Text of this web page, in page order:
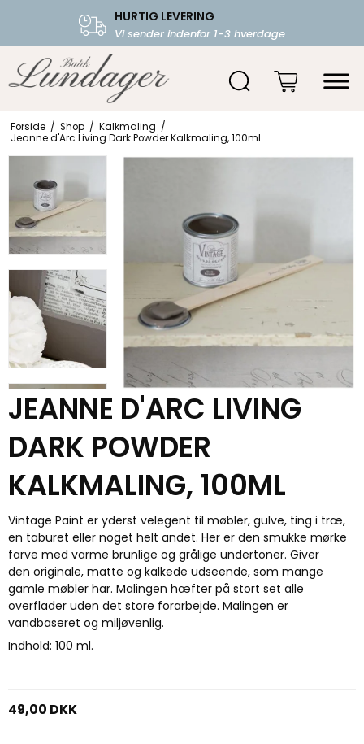
HURTIG LEVERING
Vi sender indenfor 1-3 hverdage
FRI FRAGT OVER 599.-
Starter fra 39,-
Forside / Shop / Kalkmaling /
Jeanne d'Arc Living Dark Powder Kalkmaling, 100ml
JEANNE D'ARC LIVING
DARK POWDER
KALKMALING, 100ML
Vintage Paint er yderst velegent til møbler, gulve, ting i træ,
en taburet eller noget helt andet. Her er den smukke mørke
farve med varme brunlige og grålige undertoner. Giver
den originale, matte og kalkede udseende, som mange
gamle møbler har. Malingen hæfter på stort set alle
overflader uden det store forarbejde. Malingen er
vandbaseret og miljøvenlig.
Indhold: 100 ml.
49,00 DKK